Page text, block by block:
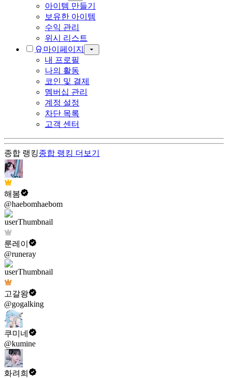
아이템 만들기
보유한 아이템
수익 관리
위시 리스트
마이페이지
내 프로필
나의 활동
코인 및 결제
멤버십 관리
계정 설정
차단 목록
고객 센터
종합 랭킹종합 랭킹 더보기
해봄
@haebomhaebom
룬레이
@runeray
고갈왕
@gogalking
쿠미네
@kumine
화려희